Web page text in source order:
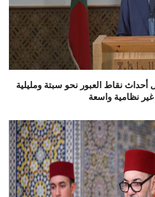
نقاط العبور نحو سبتة ومليلية
نظامية واسعة